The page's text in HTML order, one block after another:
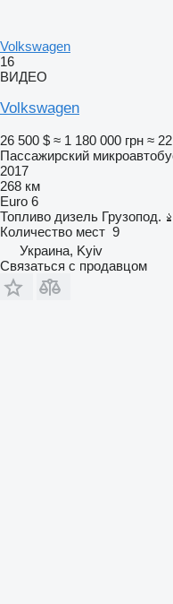
Volkswagen
16
ВИДЕО
Volkswagen
26 500 $ ≈ 1 180 000 грн ≈
Пассажирский
2017
268 км
Euro 6
Топливо дизель Грузопод.
Количество мест 9
Украина, Kyiv
Связаться с продавцом